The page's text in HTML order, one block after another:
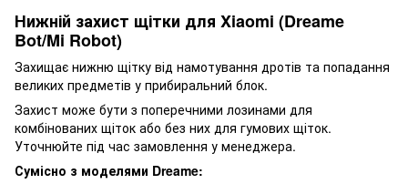
Нижній захист щітки для Xiaomi (Dreame
Bot/Mi Robot)
Захищає нижню щітку від намотування дротів та попадання
великих предметів у прибиральний блок.
Захист може бути з поперечними лозинами для
комбінованих щіток або без них для гумових щіток.
Уточнюйте під час замовлення у менеджера.
Сумісно з моделями Dreame: